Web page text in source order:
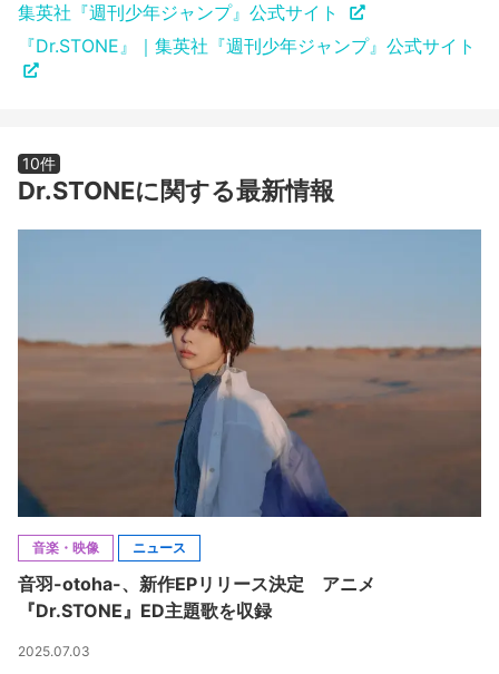
集英社『週刊少年ジャンプ』公式サイト
『Dr.STONE』｜集英社『週刊少年ジャンプ』公式サイト
10件
Dr.STONEに関する最新情報
音楽・映像 ニュース
音羽-otoha-、新作EPリリース決定 アニメ
『Dr.STONE』ED主題歌を収録
2025.07.03